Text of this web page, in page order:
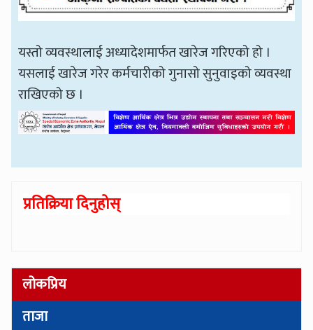
यस्तो व्यवस्थालाई अध्यादेशमार्फत खारेज गरिएको हो ।
यसलाई खारेज गरेर कर्मचारीको गुनासो सुनुवाइको व्यवस्था
राखिएको छ ।
प्रतिक्रिया दिनुहोस्
लोकप्रिय
ताजा